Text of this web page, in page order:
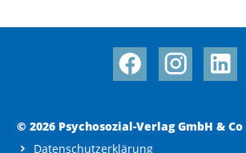
© 2026 Psychosozial-Verlag GmbH & Co
Datenschutzerklärung